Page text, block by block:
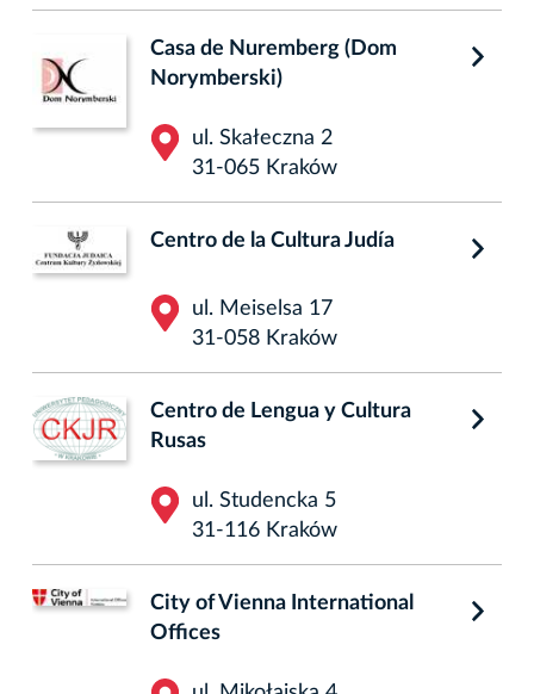
Casa de Nuremberg (Dom
Norymberski)
ul. Skałeczna 2
31-065 Kraków
Centro de la Cultura Judía
ul. Meiselsa 17
31-058 Kraków
Centro de Lengua y Cultura
Rusas
ul. Studencka 5
31-116 Kraków
City of Vienna International
Offices